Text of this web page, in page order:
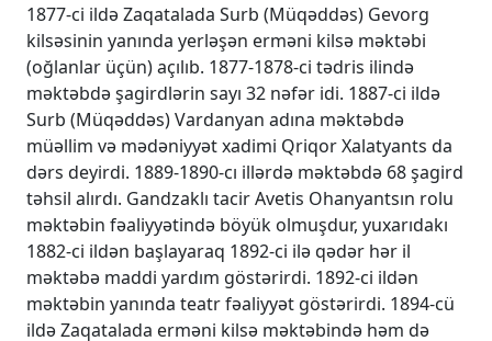
1877-ci ildə Zaqatalada Surb (Müqəddəs) Gevorg
kilsəsinin yanında yerləşən erməni kilsə məktəbi
(oğlanlar üçün) açılıb. 1877-1878-ci tədris ilində
məktəbdə şagirdlərin sayı 32 nəfər idi. 1887-ci ildə
Surb (Müqəddəs) Vardanyan adına məktəbdə
müəllim və mədəniyyət xadimi Qriqor Xalatyants da
dərs deyirdi. 1889-1890-cı illərdə məktəbdə 68 şagird
təhsil alırdı. Gandzaklı tacir Avetis Ohanyantsın rolu
məktəbin fəaliyyətində böyük olmuşdur, yuxarıdakı
1882-ci ildən başlayaraq 1892-ci ilə qədər hər il
məktəbə maddi yardım göstərirdi. 1892-ci ildən
məktəbin yanında teatr fəaliyyət göstərirdi. 1894-cü
ildə Zaqatalada erməni kilsə məktəbində həm də